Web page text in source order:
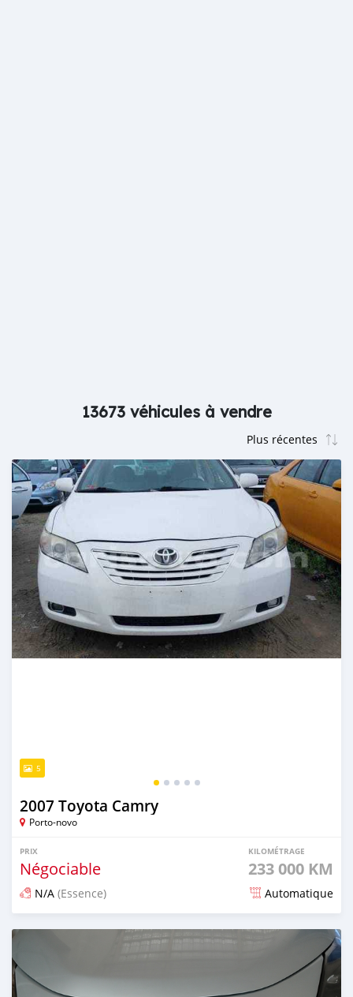
13673 véhicules à vendre
5
2007 Toyota Camry
Porto-novo
PRIX
Négociable
KILOMÉTRAGE
233 000 KM
N/A (Essence) Automatique
Publié il y a 1 jour